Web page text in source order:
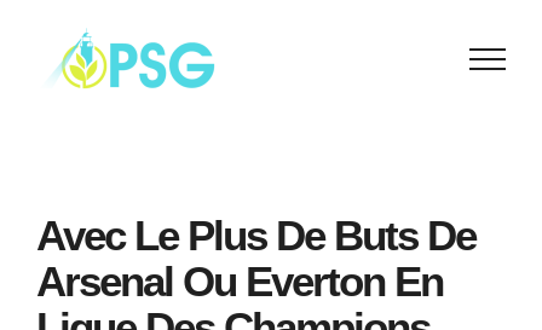
Avec Le Plus De Buts De
Arsenal Ou Everton En